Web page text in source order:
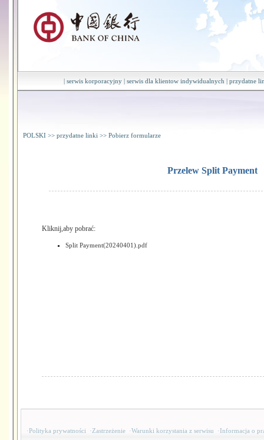
| serwis korporacyjny | serwis dla klientow indywidualnych | przydatne
POLSKI >> przydatne linki >> Pobierz formularze
Przelew Split Payment
Kliknij,aby pobrać:
Split Payment(20240401).pdf
·Polityka prywatności ·Zastrzeżenie ·Warunki korzystania z serwisu ·Informacja o